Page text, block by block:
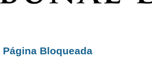
Página Bloqueada